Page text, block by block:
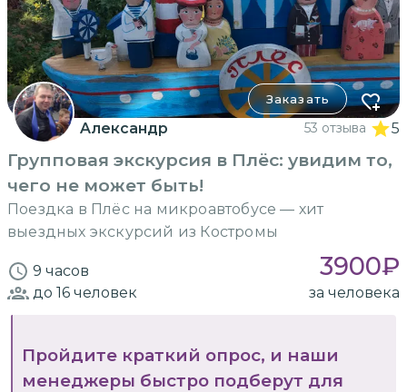
Заказать
Aлександр 53 отзыва 5
Групповая экскурсия в Плёс: увидим то,
чего не может быть!
Поездка в Плёс на микроавтобусе — хит
выездных экскурсий из Костромы
9 часов 3900₽
до 16 человек за человека
Пройдите краткий опрос, и наши
менеджеры быстро подберут для